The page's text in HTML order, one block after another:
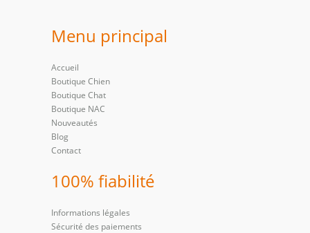
Menu principal
Accueil
Boutique Chien
Boutique Chat
Boutique NAC
Nouveautés
Blog
Contact
100% fiabilité
Informations légales
Sécurité des paiements